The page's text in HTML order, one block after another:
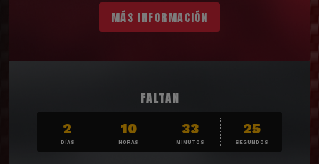
MÁS INFORMACIÓN
FALTAN
2
DÍAS
10
HORAS
33
MINUTOS
23
SEGUNDOS